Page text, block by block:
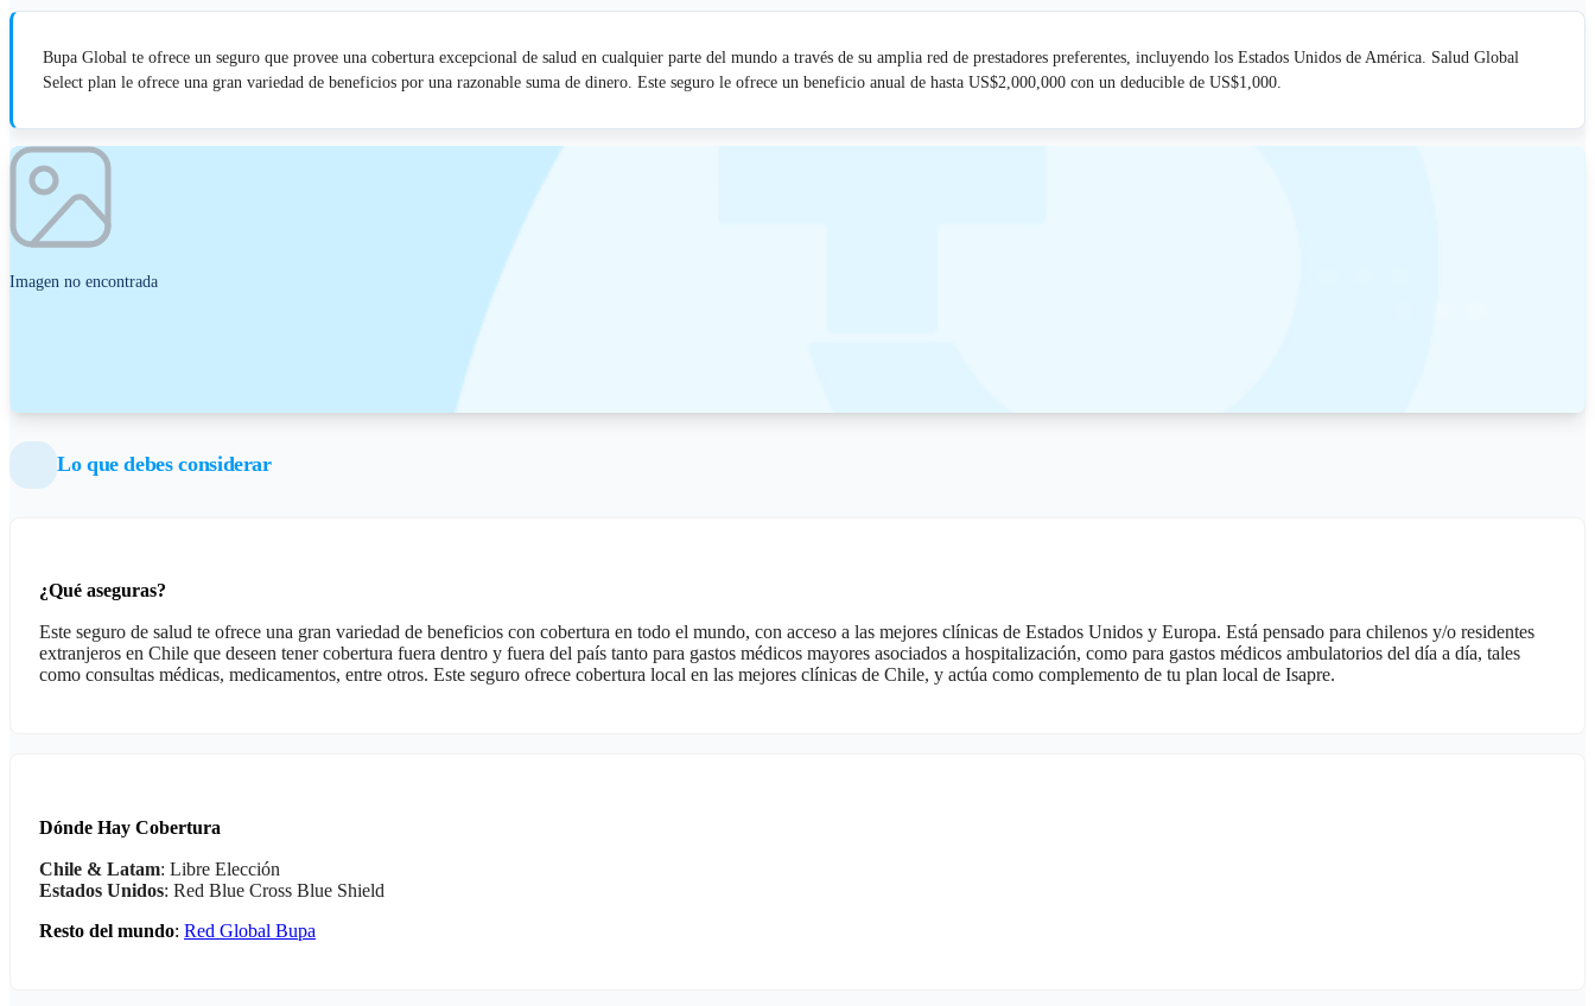
Bupa Global te ofrece un seguro que provee una cobertura excepcional de salud en cualquier parte del mundo a través de su amplia red de prestadores preferentes, incluyendo los Estados Unidos de América. Salud Global
Select plan le ofrece una gran variedad de beneficios por una razonable suma de dinero. Este seguro le ofrece un beneficio anual de hasta US$2,000,000 con un deducible de US$1,000.
Imagen no encontrada
Lo que debes considerar
¿Qué aseguras?
Este seguro de salud te ofrece una gran variedad de beneficios con cobertura en todo el mundo, con acceso a las mejores clínicas de Estados Unidos y Europa. Está pensado para chilenos y/o residentes
extranjeros en Chile que deseen tener cobertura fuera dentro y fuera del país tanto para gastos médicos mayores asociados a hospitalización, como para gastos médicos ambulatorios del día a día, tales
como consultas médicas, medicamentos, entre otros. Este seguro ofrece cobertura local en las mejores clínicas de Chile, y actúa como complemento de tu plan local de Isapre.
Dónde Hay Cobertura
Chile & Latam: Libre Elección
Estados Unidos: Red Blue Cross Blue Shield
Resto del mundo: Red Global Bupa